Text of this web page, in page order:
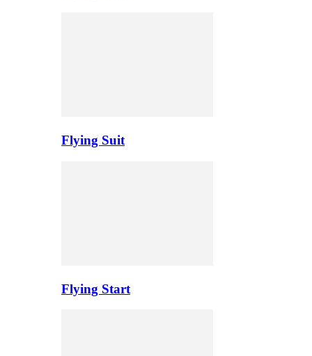
Flying Suit
Flying Start